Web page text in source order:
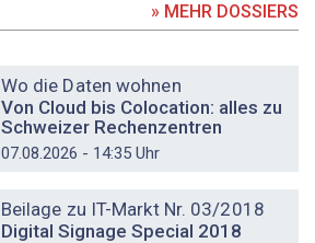
» MEHR DOSSIERS
Wo die Daten wohnen
Von Cloud bis Colocation: alles zu
Schweizer Rechenzentren
07.08.2026 - 14:35 Uhr
Beilage zu IT-Markt Nr. 03/2018
Digital Signage Special 2018